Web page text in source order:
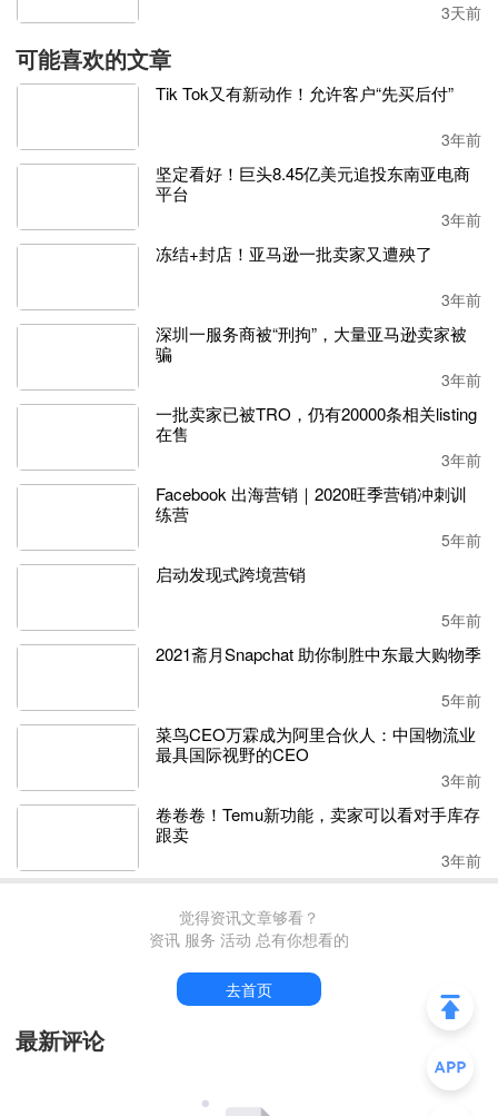
正因仓储面积大，货物多，所涉及的卖家范围也不小，所以
可想而知，这次未知截止日的关闭将会对不少卖家造成影
响。
48°），而根据天气预报，
预计该仓
库仍将继续关闭
。
业内人士表示， ，要密
切关注最新消息，以免影响发货计划。
暂时关闭，但亚马逊其他仓库的情况也并不乐观。业
内物流人士指出，仅以美西地区为例， LAX9、GYR2、SA
D1、SCK4、SMF6严重爆仓，地板约预计最早也要到8月
卖家需实时注意这些仓库的动态，做好发货计划，切勿影响
3天前
可能喜欢的文章
Tik Tok又有新动作！允许客户“先买后付”
3年前
坚定看好！巨头8.45亿美元追投东南亚电商
平台
3年前
冻结+封店！亚马逊一批卖家又遭殃了
3年前
深圳一服务商被“刑拘”，大量亚马逊卖家被
骗
3年前
一批卖家已被TRO，仍有20000条相关listing
在售
3年前
Facebook 出海营销｜2020旺季营销冲刺训
练营
5年前
启动发现式跨境营销
5年前
2021斋月Snapchat 助你制胜中东最大购物季
5年前
菜鸟CEO万霖成为阿里合伙人：中国物流业
最具国际视野的CEO
3年前
卷卷卷！Temu新功能，卖家可以看对手库存
跟卖
3年前
觉得资讯文章够看？
资讯 服务 活动 总有你想看的
去首页
最新评论